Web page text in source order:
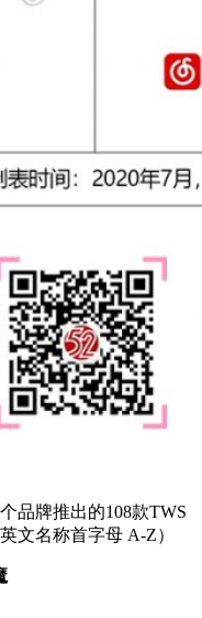
品牌推出的108款TWS
文名称首字母 A-Z）